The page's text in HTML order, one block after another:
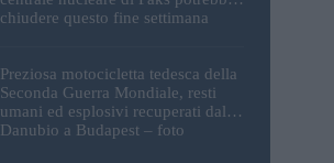
chiudere questo fine settimana
Preziosa motocicletta tedesca della
Seconda Guerra Mondiale, resti
umani ed esplosivi recuperati dal
Danubio a Budapest – foto